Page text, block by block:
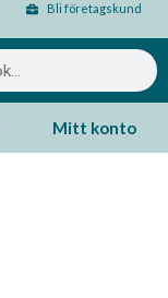
Bli företagskund
Mitt konto